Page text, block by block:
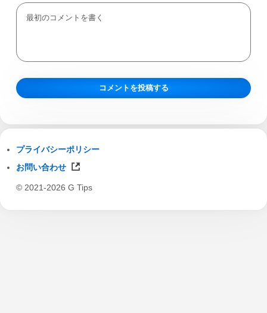
プライバシーポリシー
お問い合わせ
© 2021-2026 G Tips